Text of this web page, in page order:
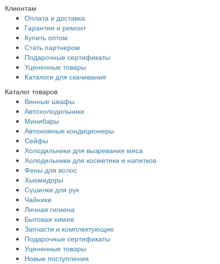
Клиентам
Оплата и доставка
Гарантия и ремонт
Купить оптом
Стать партнером
Подарочные сертификаты
Уцененные товары
Каталоги для скачивания
Каталог товаров
Винные шкафы
Автохолодильники
Минибары
Автономные кондиционеры
Сейфы
Холодильники для вызревания мяса
Холодильники для косметики и напитков
Фены для волос
Хьюмидоры
Сушилки для рук
Чайники
Личная гигиена
Бытовая химия
Запчасти и комплектующие
Подарочные сертификаты
Уцененные товары
Новые поступления